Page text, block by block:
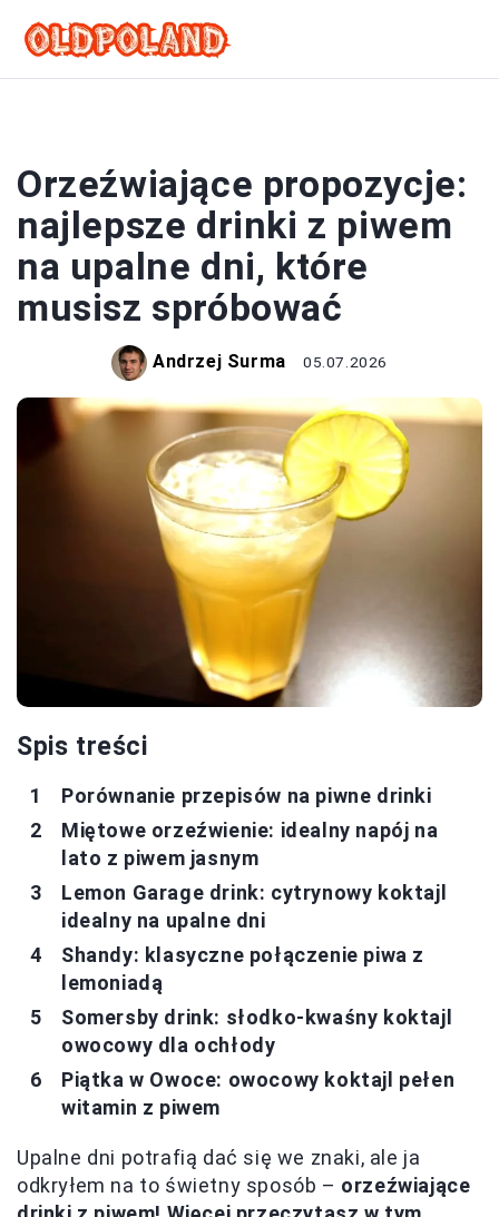
Orzeźwiające propozycje:
najlepsze drinki z piwem
na upalne dni, które
musisz spróbować
Andrzej Surma 05.07.2026
Spis treści
Porównanie przepisów na piwne drinki
Miętowe orzeźwienie: idealny napój na
lato z piwem jasnym
Lemon Garage drink: cytrynowy koktajl
idealny na upalne dni
Shandy: klasyczne połączenie piwa z
lemoniadą
Somersby drink: słodko-kwaśny koktajl
owocowy dla ochłody
Piątka w Owoce: owocowy koktajl pełen
witamin z piwem
Upalne dni potrafią dać się we znaki, ale ja
odkryłem na to świetny sposób – orzeźwiające